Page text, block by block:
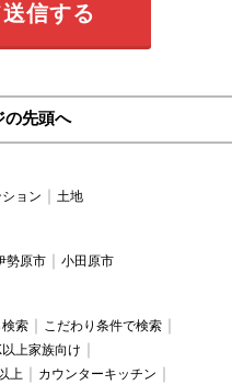
信する
の先頭へ
ョン 土地
勢原市 小田原市
索
こだわり条件で検索
以上家族向け
上
カウンターキッチン